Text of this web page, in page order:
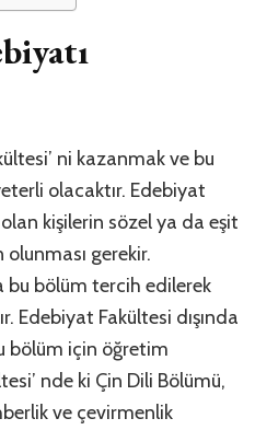
ni kazanmak ve bu
olacaktır. Edebiyat
kişilerin sözel ya da eşit
olunması gerekir.
bu bölüm tercih edilerek
Edebiyat Fakültesi dışında
bölüm için öğretim
nde ki Çin Dili Bölümü,
ve çevirmenlik